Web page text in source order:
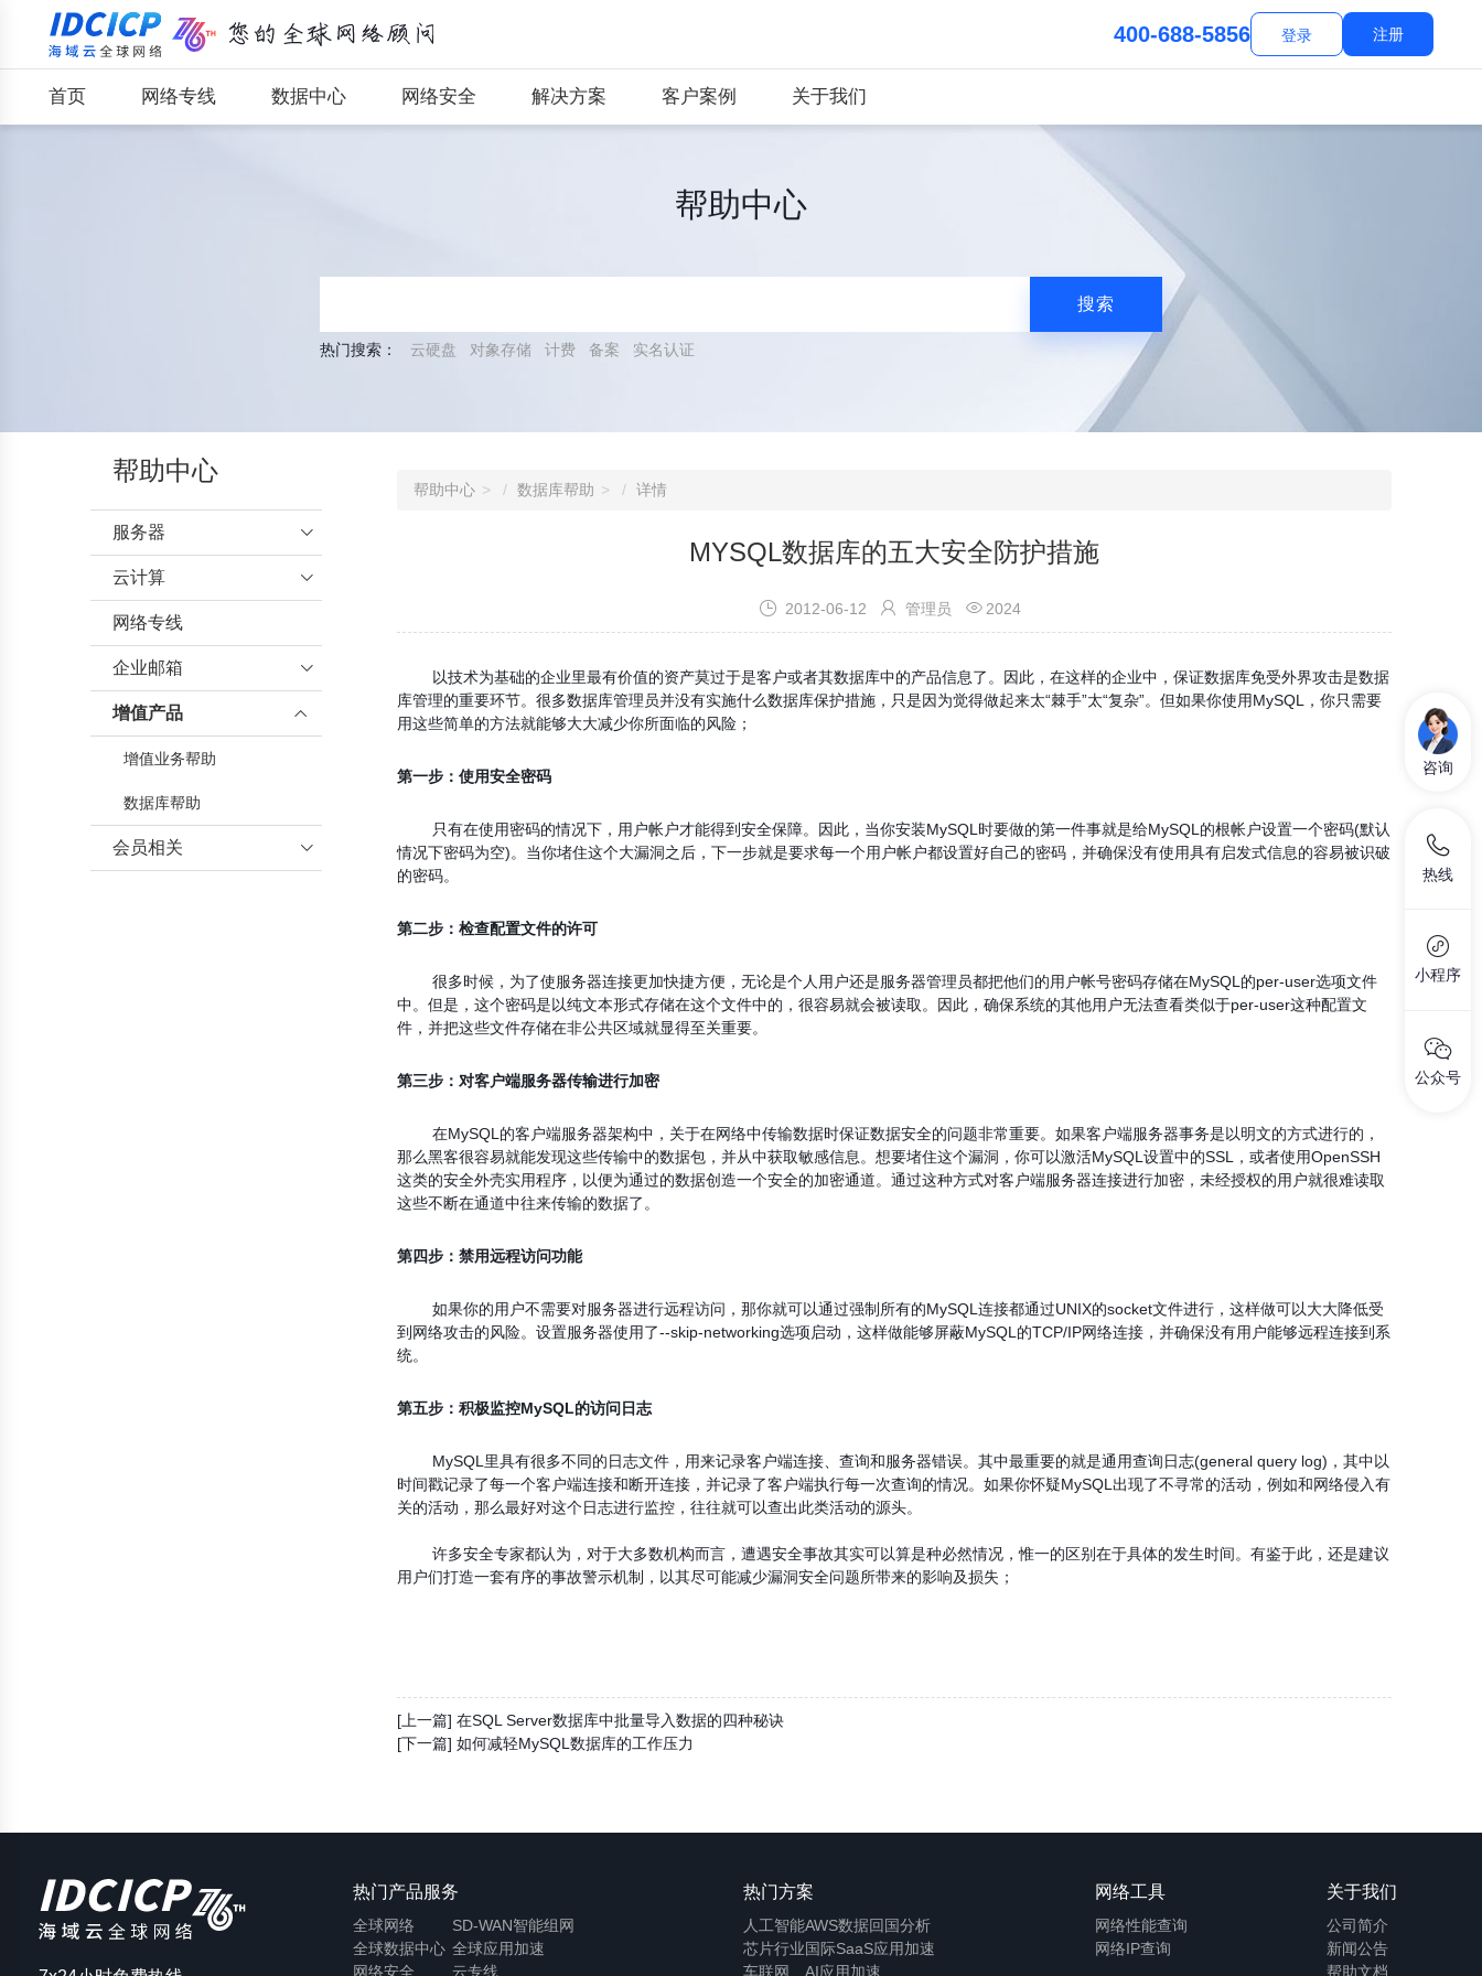
400-688-5856 登录 注册
首页 网络专线 数据中心 网络安全 解决方案 客户案例 关于我们
帮助中心
搜索
热门搜索： 云硬盘 对象存储 计费 备案 实名认证
帮助中心
服务器 
行业资讯
服务器托管
服务器帮助
机房介绍
海外服务器帮助
云计算 
云服务器
网络专线
企业邮箱 
企业邮箱帮助
增值产品 
增值业务帮助
数据库帮助
会员相关 
帮助中心 数据库帮助 详情
MYSQL数据库的五大安全防护措施
 2012-06-12  管理员  2024
以技术为基础的企业里最有价值的资产莫过于是客户或者其数据库中的产品信息了。因此，在这样的企业中，保证数据库免受外界攻击是数据
库管理的重要环节。很多数据库管理员并没有实施什么数据库保护措施，只是因为觉得做起来太“棘手”太“复杂”。但如果你使用MySQL，你只需要
用这些简单的方法就能够大大减少你所面临的风险；
第一步：使用安全密码
只有在使用密码的情况下，用户帐户才能得到安全保障。因此，当你安装MySQL时要做的第一件事就是给MySQL的根帐户设置一个密码(默认
情况下密码为空)。当你堵住这个大漏洞之后，下一步就是要求每一个用户帐户都设置好自己的密码，并确保没有使用具有启发式信息的容易被识破
的密码。
第二步：检查配置文件的许可
很多时候，为了使服务器连接更加快捷方便，无论是个人用户还是服务器管理员都把他们的用户帐号密码存储在MySQL的per-user选项文件
中。但是，这个密码是以纯文本形式存储在这个文件中的，很容易就会被读取。因此，确保系统的其他用户无法查看类似于per-user这种配置文
件，并把这些文件存储在非公共区域就显得至关重要。
第三步：对客户端服务器传输进行加密
在MySQL的客户端服务器架构中，关于在网络中传输数据时保证数据安全的问题非常重要。如果客户端服务器事务是以明文的方式进行的，
那么黑客很容易就能发现这些传输中的数据包，并从中获取敏感信息。想要堵住这个漏洞，你可以激活MySQL设置中的SSL，或者使用OpenSSH
这类的安全外壳实用程序，以便为通过的数据创造一个安全的加密通道。通过这种方式对客户端服务器连接进行加密，未经授权的用户就很难读取
这些不断在通道中往来传输的数据了。
第四步：禁用远程访问功能
如果你的用户不需要对服务器进行远程访问，那你就可以通过强制所有的MySQL连接都通过UNIX的socket文件进行，这样做可以大大降低受
到网络攻击的风险。设置服务器使用了--skip-networking选项启动，这样做能够屏蔽MySQL的TCP/IP网络连接，并确保没有用户能够远程连接到系
统。
第五步：积极监控MySQL的访问日志
MySQL里具有很多不同的日志文件，用来记录客户端连接、查询和服务器错误。其中最重要的就是通用查询日志(general query log)，其中以
时间戳记录了每一个客户端连接和断开连接，并记录了客户端执行每一次查询的情况。如果你怀疑MySQL出现了不寻常的活动，例如和网络侵入有
关的活动，那么最好对这个日志进行监控，往往就可以查出此类活动的源头。
许多安全专家都认为，对于大多数机构而言，遭遇安全事故其实可以算是种必然情况，惟一的区别在于具体的发生时间。有鉴于此，还是建议
用户们打造一套有序的事故警示机制，以其尽可能减少漏洞安全问题所带来的影响及损失；
[上一篇] 在SQL Server数据库中批量导入数据的四种秘诀
[下一篇] 如何减轻MySQL数据库的工作压力
热门产品服务
全球网络
全球数据中心
网络安全
SD-WAN智能组网
全球应用加速
云专线
热门方案
人工智能
芯片行业
车联网
AWS数据回国分析
国际SaaS应用加速
AI应用加速
网络工具
网络性能查询
网络IP查询
关于我们
公司简介
新闻公告
帮助文档
咨询
热线
小程序
公众号